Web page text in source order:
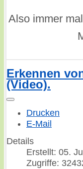
Also immer
Erkennen
(Video).
Drucken
E-Mail
Details
Erstellt: 05.
Zugriffe: